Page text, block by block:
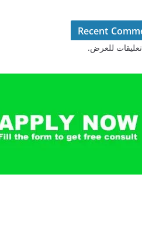
Recent
تعليقات للعرض.